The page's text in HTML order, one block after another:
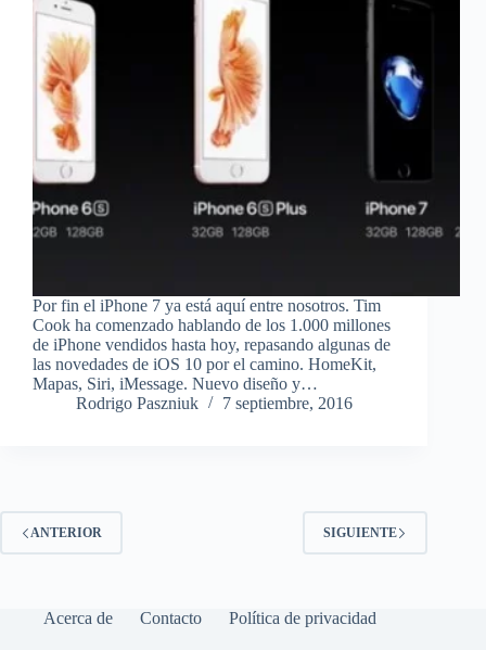
Por fin el iPhone 7 ya está aquí entre nosotros. Tim
Cook ha comenzado hablando de los 1.000 millones
de iPhone vendidos hasta hoy, repasando algunas de
las novedades de iOS 10 por el camino. HomeKit,
Mapas, Siri, iMessage. Nuevo diseño y…
Rodrigo Paszniuk
7 septiembre, 2016
ANTERIOR SIGUIENTE
Acerca de Contacto Política de privacidad